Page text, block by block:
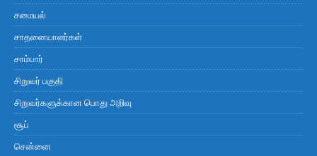
சமையல்
சாதனையாளர்கள்
சாம்பார்
சிறுவர் பகுதி
சிறுவர்களுக்கான பொது அறிவு
சூப்
சென்னை